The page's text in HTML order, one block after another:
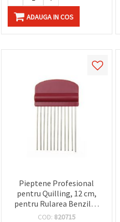
ADAUGA IN COS
Pieptene Profesional
pentru Quilling, 12 cm,
pentru Rularea Benzilor
de Hârtie, EM ART
COD: 820715